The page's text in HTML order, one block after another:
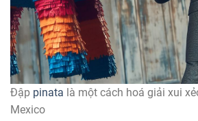
Đập pinata là một cách hoá giải xui
Mexico